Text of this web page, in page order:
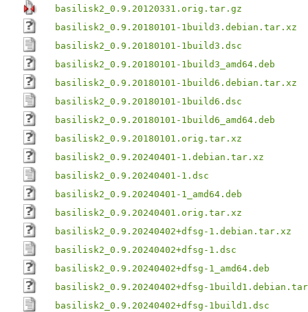
basilisk2_0.9.20120331.orig.tar.gz
basilisk2_0.9.20180101-1build3.debian.tar.xz
basilisk2_0.9.20180101-1build3.dsc
basilisk2_0.9.20180101-1build3_amd64.deb
basilisk2_0.9.20180101-1build6.debian.tar.xz
basilisk2_0.9.20180101-1build6.dsc
basilisk2_0.9.20180101-1build6_amd64.deb
basilisk2_0.9.20180101.orig.tar.xz
basilisk2_0.9.20240401-1.debian.tar.xz
basilisk2_0.9.20240401-1.dsc
basilisk2_0.9.20240401-1_amd64.deb
basilisk2_0.9.20240401.orig.tar.xz
basilisk2_0.9.20240402+dfsg-1.debian.tar.xz
basilisk2_0.9.20240402+dfsg-1.dsc
basilisk2_0.9.20240402+dfsg-1_amd64.deb
basilisk2_0.9.20240402+dfsg-
basilisk2_0.9.20240402+dfsg-1build1.dsc